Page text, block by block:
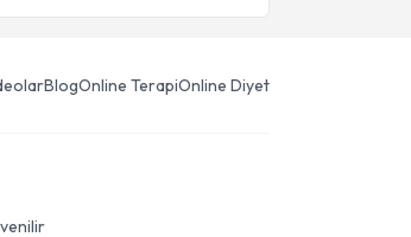
BlogOnline TerapiOnline Diyet